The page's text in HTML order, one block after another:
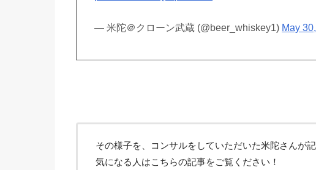
— 米陀＠クローン武蔵 (@beer_whiskey1) May
その様子を、コンサルをしていただいた米陀さんが
気になる人はこちらの記事をご覧ください！